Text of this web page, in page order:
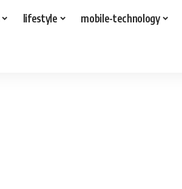
lifestyle mobile-technology